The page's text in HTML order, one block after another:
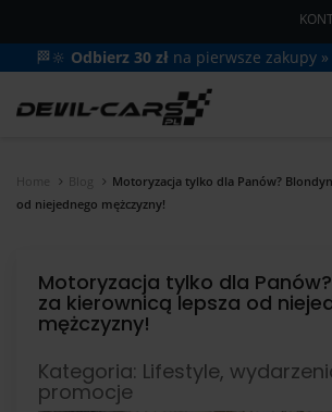
🏁🔆 Odbierz 30 zł na pierwsze zakupy »
Home Blog
Motoryzacja tylko dla Panów?
od niejednego mężczyzny!
Motoryzacja tylko dla
za kierownicą lepsza od
mężczyzny!
Kategoria: Lifestyle,
promocje